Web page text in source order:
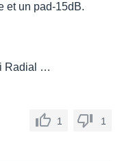
et un pad-15dB.
Radial …
1 1